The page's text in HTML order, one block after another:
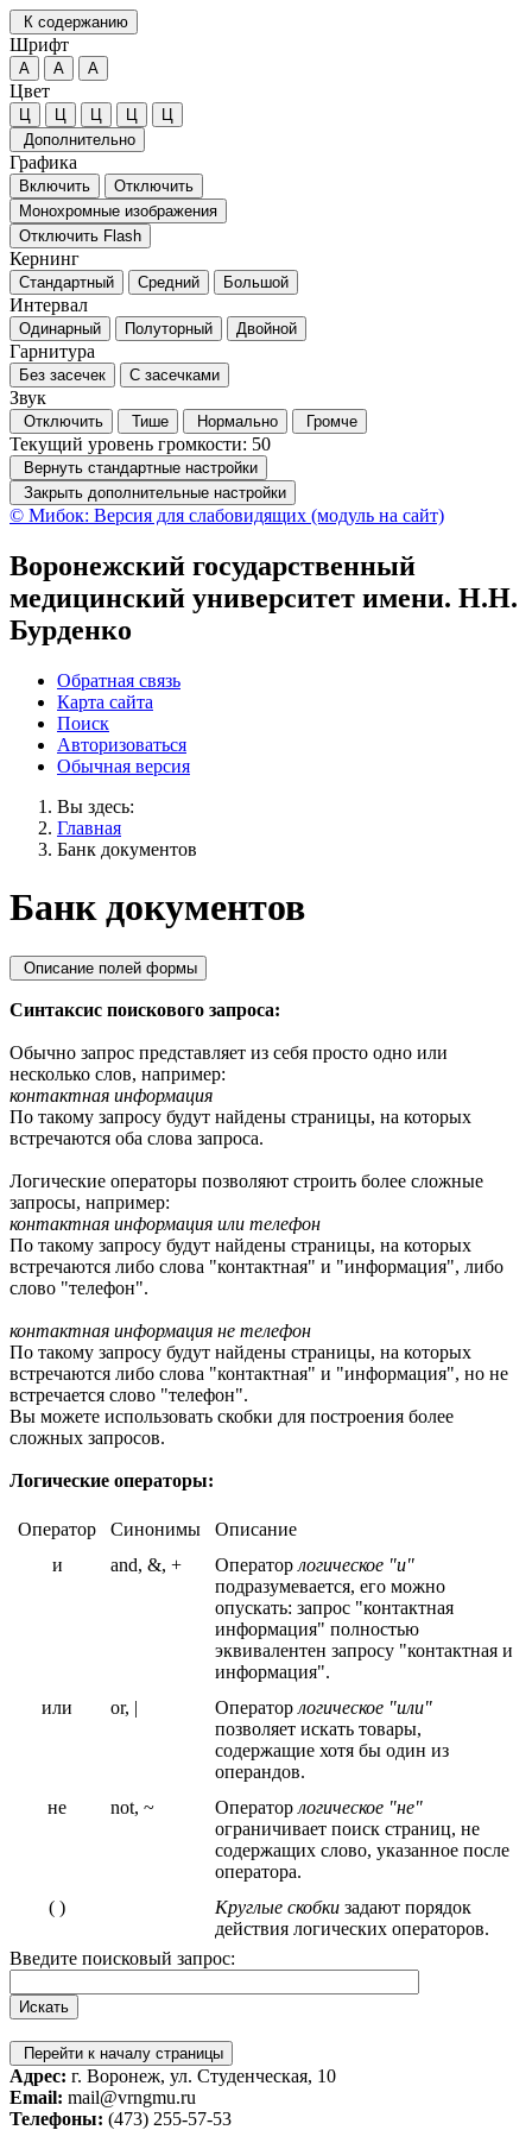
К содержанию
Шрифт
А А А
Цвет
Ц Ц Ц Ц
Ц
Дополнительно
Графика
Включить
Отключить
Монохромные изображения
Отключить Flash
Кернинг
Стандартный Средний Большой
Интервал
Одинарный Полуторный Двойной
Гарнитура
Без засечек С засечками
Звук
Отключить Тише Нормально Громче
Текущий уровень громкости: 50
Вернуть стандартные настройки
Закрыть дополнительные настройки
© Мибок: Версия для слабовидящих (модуль на сайт)
Воронежский государственный
медицинский университет имени. Н.Н.
Бурденко
Обратная связь
Карта сайта
Поиск
Авторизоваться
Обычная версия
Вы здесь:
Главная
Банк документов
Банк документов
Описание полей формы
Синтаксис поискового запроса:
Обычно запрос представляет из себя просто одно или
несколько слов, например:
контактная информация
По такому запросу будут найдены страницы, на которых
встречаются оба слова запроса.
Логические операторы позволяют строить более сложные
запросы, например:
контактная информация или телефон
По такому запросу будут найдены страницы, на которых
встречаются либо слова "контактная" и "информация", либо
слово "телефон".
контактная информация не телефон
По такому запросу будут найдены страницы, на которых
встречаются либо слова "контактная" и "информация", но не
встречается слово "телефон".
Вы можете использовать скобки для построения более
сложных запросов.
Логические операторы:
Оператор Синонимы
Описание
и
and, &, + Оператор логическое "и"
подразумевается, его можно
опускать: запрос "контактная
информация" полностью
эквивалентен запросу "контактная и
информация".
или
or, | Оператор логическое "или"
позволяет искать товары,
содержащие хотя бы один из
операндов.
не
not, ~ Оператор логическое "не"
ограничивает поиск страниц, не
содержащих слово, указанное после
оператора.
( )
Круглые скобки задают порядок
действия логических операторов.
Введите поисковый запрос:
Перейти к началу страницы
Адрес: г. Воронеж, ул. Студенческая, 10
Email: mail@vrngmu.ru
Телефоны: (473) 255-57-53